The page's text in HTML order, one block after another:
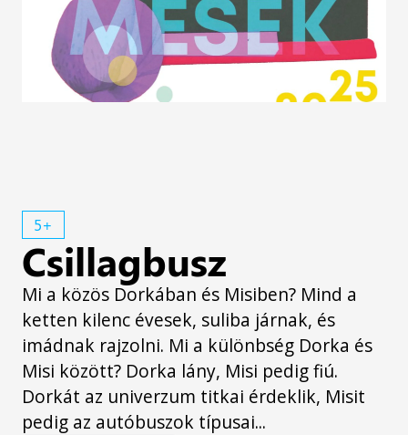
5+
Csillagbusz
Mi a közös Dorkában és Misiben? Mind a
ketten kilenc évesek, suliba járnak, és
imádnak rajzolni. Mi a különbség Dorka és
Misi között? Dorka lány, Misi pedig fiú.
Dorkát az univerzum titkai érdeklik, Misit
pedig az autóbuszok típusai...